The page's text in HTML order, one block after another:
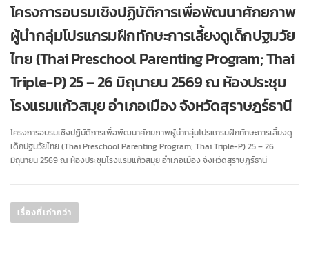
โครงการอบรมเชิงปฏิบัติการเพื่อพัฒนาศักยภาพ
ผู้นำกลุ่มโปรแกรมฝึกทักษะการเลี้ยงดูเด็กปฐมวัย
ไทย (Thai Preschool Parenting Program; Thai
Triple-P) 25 – 26 มิถุนายน 2569 ณ ห้องประชุม
โรงแรมแก้วสมุย อำเภอเมือง จังหวัดสุราษฎร์ธานี
โครงการอบรมเชิงปฏิบัติการเพื่อพัฒนาศักยภาพผู้นำกลุ่มโปรแกรมฝึกทักษะการเลี้ยงดู
เด็กปฐมวัยไทย (Thai Preschool Parenting Program; Thai Triple-P) 25 – 26
มิถุนายน 2569 ณ ห้องประชุมโรงแรมแก้วสมุย อำเภอเมือง จังหวัดสุราษฎร์ธานี
เรื่องที่เก่ากว่า